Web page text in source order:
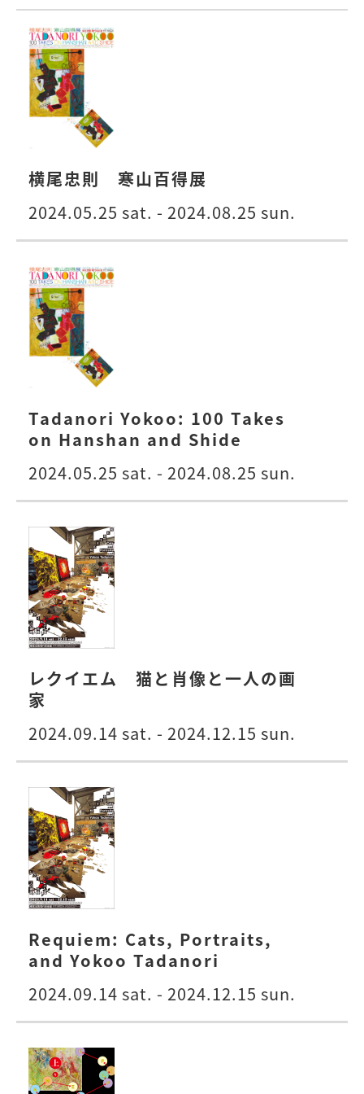
横尾忠則 寒山百得展
2024.05.25 sat. - 2024.08.25 sun.
Tadanori Yokoo: 100 Takes
on Hanshan and Shide
2024.05.25 sat. - 2024.08.25 sun.
レクイエム 猫と肖像と一人の画
家
2024.09.14 sat. - 2024.12.15 sun.
Requiem: Cats, Portraits,
and Yokoo Tadanori
2024.09.14 sat. - 2024.12.15 sun.